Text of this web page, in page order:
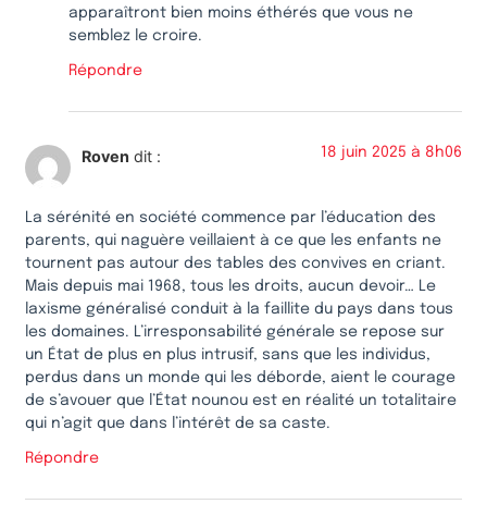
apparaîtront bien moins éthérés que vous ne
semblez le croire.
Répondre
Roven dit : 18 juin 2025 à 8h06
La sérénité en société commence par l’éducation des
parents, qui naguère veillaient à ce que les enfants ne
tournent pas autour des tables des convives en criant.
Mais depuis mai 1968, tous les droits, aucun devoir… Le
laxisme généralisé conduit à la faillite du pays dans tous
les domaines. L’irresponsabilité générale se repose sur
un État de plus en plus intrusif, sans que les individus,
perdus dans un monde qui les déborde, aient le courage
de s’avouer que l’État nounou est en réalité un totalitaire
qui n’agit que dans l’intérêt de sa caste.
Répondre